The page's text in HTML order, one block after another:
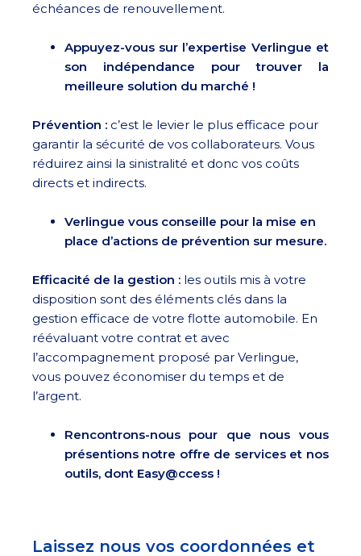
échéances de renouvellement.
Appuyez-vous sur l’expertise Verlingue et
son indépendance pour trouver la
meilleure solution du marché !
Prévention : c’est le levier le plus efficace pour
garantir la sécurité de vos collaborateurs. Vous
réduirez ainsi la sinistralité et donc vos coûts
directs et indirects.
Verlingue vous conseille pour la mise en
place d’actions de prévention sur mesure.
Efficacité de la gestion : les outils mis à votre
disposition sont des éléments clés dans la
gestion efficace de votre flotte automobile. En
réévaluant votre contrat et avec
l’accompagnement proposé par Verlingue,
vous pouvez économiser du temps et de
l’argent.
Rencontrons-nous pour que nous vous
présentions notre offre de services et nos
outils, dont Easy@ccess !
Laissez nous vos coordonnées et